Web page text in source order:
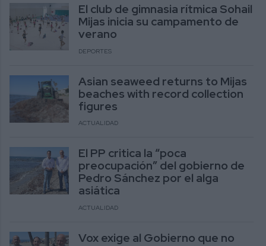
El club de gimnasia rítmica Sohail
Mijas inicia su campamento de
verano
DEPORTES
Asian seaweed returns to Mijas
beaches with record collection
figures
ACTUALIDAD
El PP critica la “poca
preocupación” del gobierno de
Pedro Sánchez por el alga
asiática
ACTUALIDAD
Vox exige al Gobierno que no